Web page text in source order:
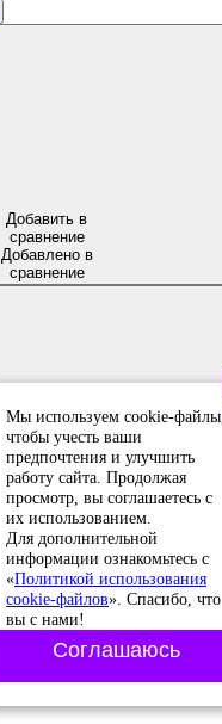
Добавить в
сравнение
Добавлено в
сравнение
Добавить в
избранное
Добавлено в
избранное
Мы используем cookie-файлы,
чтобы учесть ваши
предпочтения и улучшить
работу сайта. Продолжая
просмотр, вы соглашаетесь с
их использованием.
Для дополнительной
информации ознакомьтесь с
«Политикой использования
cookie-файлов». Спасибо, что
вы с нами!
Соглашаюсь